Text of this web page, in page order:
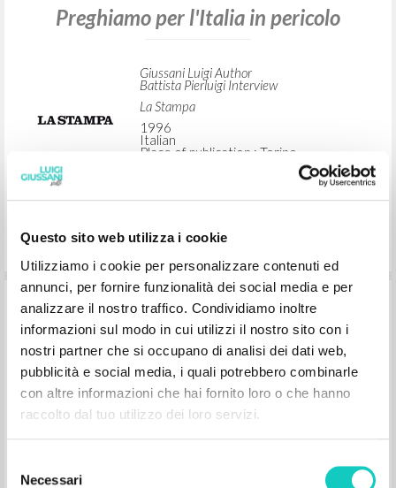
Questo sito web utilizza i cookie
Utilizziamo i cookie per personalizzare contenuti ed
annunci, per fornire funzionalità dei social media e per
analizzare il nostro traffico. Condividiamo inoltre
informazioni sul modo in cui utilizzi il nostro sito con i
nostri partner che si occupano di analisi dei dati web,
pubblicità e social media, i quali potrebbero combinarle
con altre informazioni che hai fornito loro o che hanno
raccolto dal tuo utilizzo dei loro servizi.
delNecessari
Preghiamo per l'Italia in pericolo
Giussani Luigi Author
Battista Pierluigi Interview
La Stampa
1996
Italian
Place of publication : Torino
Prions pour l'Italie en danger
Giussani Luigi Author
Battista Pierluigi Interview
30 Jours
1996